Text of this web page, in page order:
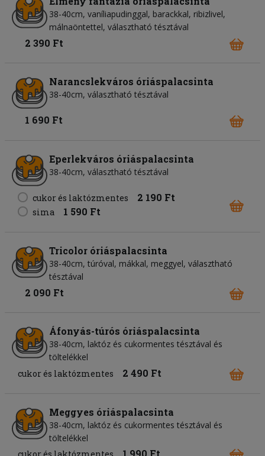
38-40cm, vaníliapudinggal, barackkal, ribizlivel,
málnaöntettel, választható tésztával
2 390 Ft
Narancslekváros óriáspalacsinta
38-40cm, választható tésztával
1 690 Ft
Eperlekváros óriáspalacsinta
38-40cm, választható tésztával
cukor és laktózmentes 2 190 Ft
sima 1 590 Ft
Tricolor óriáspalacsinta
38-40cm, túróval, mákkal, meggyel, választható
tésztával
2 090 Ft
Áfonyás-túrós óriáspalacsinta
38-40cm, laktóz és cukormentes tésztával és
töltelékkel
cukor és laktózmentes
2 490 Ft
Meggyes óriáspalacsinta
38-40cm, laktóz és cukormentes tésztával és
töltelékkel